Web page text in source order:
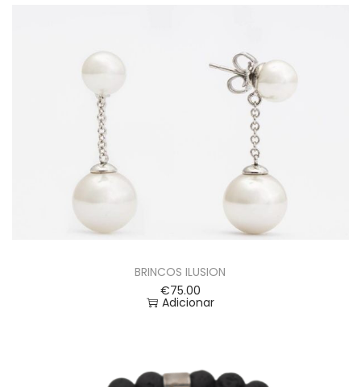
BRINCOS ILUSION
€75.00
Adicionar